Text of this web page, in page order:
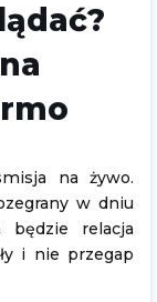
na żywo.
w dniu
będzie relacja
i nie przegap